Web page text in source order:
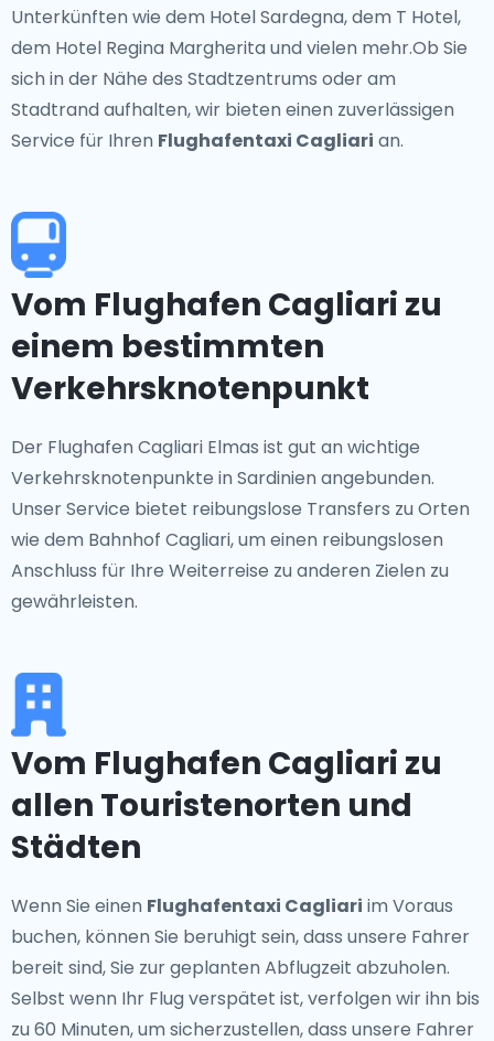
Unterkünften wie dem Hotel Sardegna, dem T Hotel,
dem Hotel Regina Margherita und vielen mehr.Ob Sie
sich in der Nähe des Stadtzentrums oder am
Stadtrand aufhalten, wir bieten einen zuverlässigen
Service für Ihren Flughafentaxi Cagliari an.
Vom Flughafen Cagliari zu
einem bestimmten
Verkehrsknotenpunkt
Der Flughafen Cagliari Elmas ist gut an wichtige
Verkehrsknotenpunkte in Sardinien angebunden.
Unser Service bietet reibungslose Transfers zu Orten
wie dem Bahnhof Cagliari, um einen reibungslosen
Anschluss für Ihre Weiterreise zu anderen Zielen zu
gewährleisten.
Vom Flughafen Cagliari zu
allen Touristenorten und
Städten
Wenn Sie einen Flughafentaxi Cagliari im Voraus
buchen, können Sie beruhigt sein, dass unsere Fahrer
bereit sind, Sie zur geplanten Abflugzeit abzuholen.
Selbst wenn Ihr Flug verspätet ist, verfolgen wir ihn bis
zu 60 Minuten, um sicherzustellen, dass unsere Fahrer